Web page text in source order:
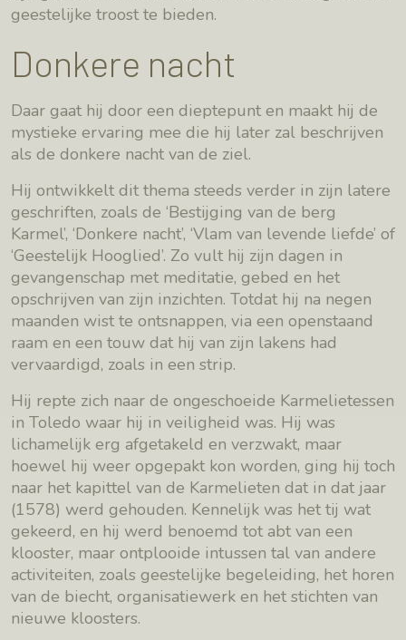
geestelijke troost te bieden.
Donkere nacht
Daar gaat hij door een dieptepunt en maakt hij de
mystieke ervaring mee die hij later zal beschrijven
als de donkere nacht van de ziel.
Hij ontwikkelt dit thema steeds verder in zijn latere
geschriften, zoals de ‘Bestijging van de berg
Karmel’, ‘Donkere nacht’, ‘Vlam van levende liefde’ of
‘Geestelijk Hooglied’. Zo vult hij zijn dagen in
gevangenschap met meditatie, gebed en het
opschrijven van zijn inzichten. Totdat hij na negen
maanden wist te ontsnappen, via een openstaand
raam en een touw dat hij van zijn lakens had
vervaardigd, zoals in een strip.
Hij repte zich naar de ongeschoeide Karmelietessen
in Toledo waar hij in veiligheid was. Hij was
lichamelijk erg afgetakeld en verzwakt, maar
hoewel hij weer opgepakt kon worden, ging hij toch
naar het kapittel van de Karmelieten dat in dat jaar
(1578) werd gehouden. Kennelijk was het tij wat
gekeerd, en hij werd benoemd tot abt van een
klooster, maar ontplooide intussen tal van andere
activiteiten, zoals geestelijke begeleiding, het horen
van de biecht, organisatiewerk en het stichten van
nieuwe kloosters.